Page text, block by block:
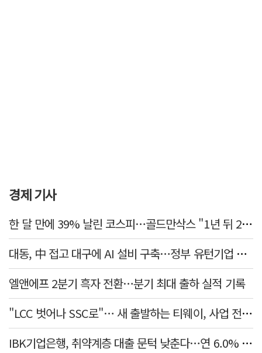
경제 기사
한 달 만에 39% 날린 코스피…골드만삭스 "1년 뒤 2배" 예상, 왜?
대동, 中 접고 대구에 AI 설비 구축…정부 유턴기업 선정
엘앤에프 2분기 흑자 전환…분기 최대 출하 실적 기록
"LCC 벗어나 SSC로"… 새 출발하는 티웨이, 사업 전략 발표
IBK기업은행, 취약계층 대출 문턱 낮춘다…연 6.0% 'i-ONE 햇살론 특례보증' 비대면 출시